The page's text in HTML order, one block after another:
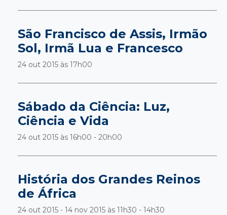
São Francisco de Assis, Irmão
Sol, Irmã Lua e Francesco
24 out 2015 às 17h00
Sábado da Ciência: Luz,
Ciência e Vida
24 out 2015 às 16h00 - 20h00
História dos Grandes Reinos
de África
24 out 2015 - 14 nov 2015 às 11h30 - 14h30